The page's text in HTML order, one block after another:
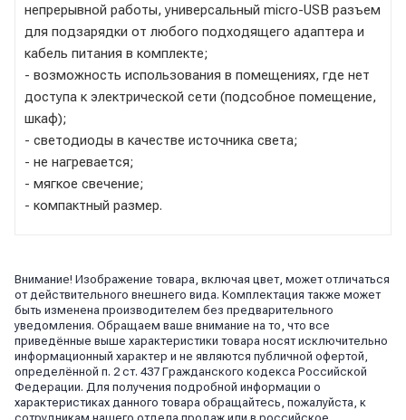
непрерывной работы, универсальный micro-USB разъем
для подзарядки от любого подходящего адаптера и
кабель питания в комплекте;
- возможность использования в помещениях, где нет
доступа к электрической сети (подсобное помещение,
шкаф);
- светодиоды в качестве источника света;
- не нагревается;
- мягкое свечение;
- компактный размер.
Внимание! Изображение товара, включая цвет, может отличаться
от действительного внешнего вида. Комплектация также может
быть изменена производителем без предварительного
уведомления. Обращаем ваше внимание на то, что все
приведённые выше характеристики товара носят исключительно
информационный характер и не являются публичной офертой,
определённой п. 2 ст. 437 Гражданского кодекса Российской
Федерации. Для получения подробной информации о
характеристиках данного товара обращайтесь, пожалуйста, к